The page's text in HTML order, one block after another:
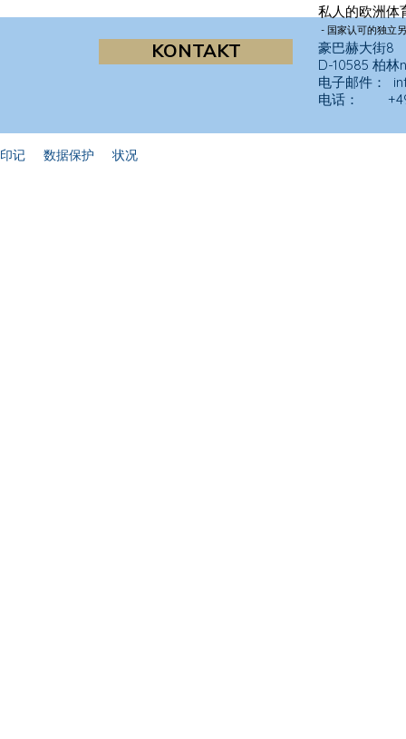
KONTAKT
私人的欧洲体
- 国家认可的独立
豪巴赫大街8
D-10585 柏林n
电子邮件：
电话： +49
印记 数据保护 状况